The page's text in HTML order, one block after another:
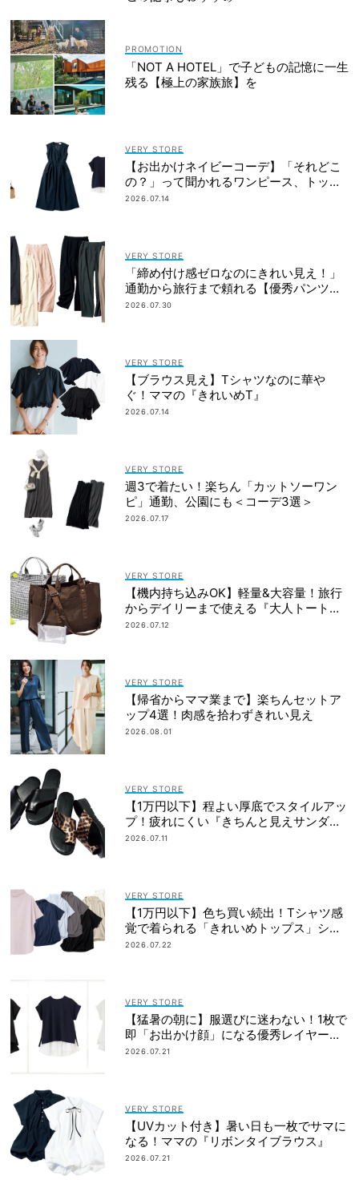
「NOT A HOTEL」で子どもの記憶に一生
残る【極上の家族旅】を
VERY STORE
【お出かけネイビーコーデ】「それどこ
の？」って聞かれるワンピース、トップ
ス
2026.07.14
VERY STORE
「締め付け感ゼロなのにきれい見え！」
通勤から旅行まで頼れる【優秀パンツ】
4選
2026.07.30
VERY STORE
【ブラウス見え】Tシャツなのに華や
ぐ！ママの『きれいめT』
2026.07.14
VERY STORE
週3で着たい！楽ちん「カットソーワン
ピ」通勤、公園にも＜コーデ3選＞
2026.07.17
VERY STORE
【機内持ち込みOK】軽量&大容量！旅行
からデイリーまで使える『大人トートバ
ッグ』
2026.07.12
VERY STORE
【帰省からママ業まで】楽ちんセットア
ップ4選！肉感を拾わずきれい見え
2026.08.01
VERY STORE
【1万円以下】程よい厚底でスタイルアッ
プ！疲れにくい『きちんと見えサンダ
ル』
2026.07.11
VERY STORE
【1万円以下】色ち買い続出！Tシャツ感
覚で着られる「きれいめトップス」シワ
にならない
2026.07.22
VERY STORE
【猛暑の朝に】服選びに迷わない！1枚で
即「お出かけ顔」になる優秀レイヤード
トップス
2026.07.21
VERY STORE
【UVカット付き】暑い日も一枚でサマに
なる！ママの『リボンタイブラウス』
2026.07.21